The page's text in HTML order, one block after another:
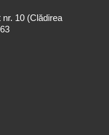
10 (Clădirea